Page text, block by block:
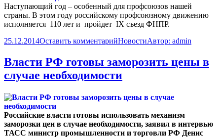
Наступающий год – особенный для профсоюзов нашей
страны. В этом году российскому профсоюзному движению
исполняется 110 лет и пройдет IX съезд ФНПР.
25.12.2014Оставить комментарийНовостиАвтор: admin
Власти РФ готовы заморозить цены в
случае необходимости
Российские власти готовы использовать механизм
заморозки цен в случае необходимости, заявил в интервью
ТАСС министр промышленности и торговли РФ Денис